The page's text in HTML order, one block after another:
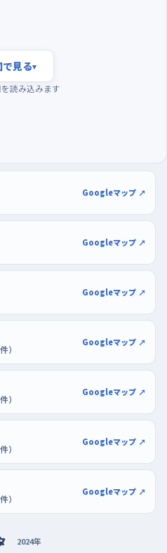
の午前中で、平日にくらべて車
習は、ゆめタウン倉敷店やアリ
一台分の枠にまっすぐ入れること
見る▾
読み込みます
Googleマップ ↗
Googleマップ ↗
Googleマップ ↗
）
Googleマップ ↗
）
Googleマップ ↗
）
Googleマップ ↗
）
Googleマップ ↗
2024年